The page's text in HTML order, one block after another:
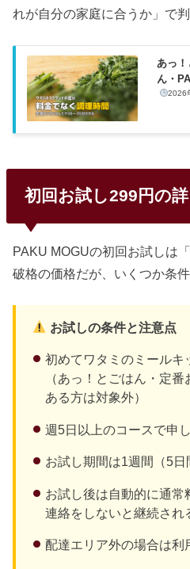
れが自分の家庭に合うか」で判
あっ
ん・
2026
初回お試し299円の
PAKU MOGUの初回お試しは
破格の価格だが、いくつか条件
お試しの条件と注意点
初めてワタミのミールキ
（あっ！とごはん・定
ある方は対象外）
週5日以上のコースで申
お試し期間は1週間（5日
お試し後は自動的に通
連絡をしないと継続され
配達エリア外の場合は利